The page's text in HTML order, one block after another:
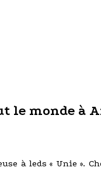
le monde à
à leds « Unie ».